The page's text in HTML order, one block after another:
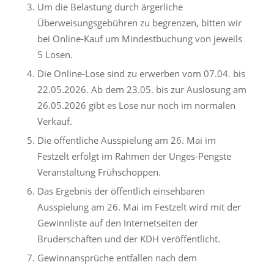
Um die Belastung durch ärgerliche
Überweisungsgebühren zu begrenzen, bitten wir
bei Online-Kauf um Mindestbuchung von jeweils
5 Losen.
Die Online-Lose sind zu erwerben vom 07.04. bis
22.05.2026. Ab dem 23.05. bis zur Auslosung am
26.05.2026 gibt es Lose nur noch im normalen
Verkauf.
Die öffentliche Ausspielung am 26. Mai im
Festzelt erfolgt im Rahmen der Unges-Pengste
Veranstaltung Frühschoppen.
Das Ergebnis der öffentlich einsehbaren
Ausspielung am 26. Mai im Festzelt wird mit der
Gewinnliste auf den Internetseiten der
Bruderschaften und der KDH veröffentlicht.
Gewinnansprüche entfallen nach dem